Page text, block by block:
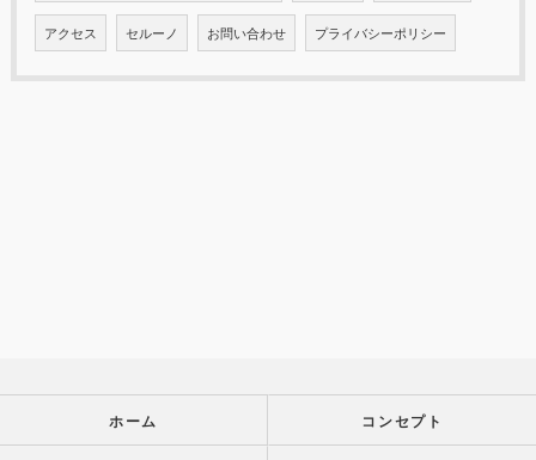
アクセス セルーノ お問い合わせ プライバシーポリシー
ホーム コンセプト